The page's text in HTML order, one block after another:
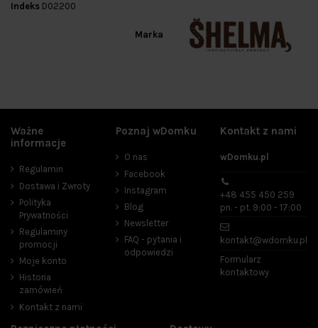
Marka
Indeks D02200
Ważne
informacje
Regulamin
Dostawa i Zwroty
Polityka
Prywatności
Regulaminy
promocji
Moje konto
Historia
zamówień
Kontakt z nami
Poznaj wDomku
O nas
Facebook
Instagram
Blog
Newsletter
FAQ - pytania i
odpowiedzi
Kontakt z nami
wDomku.pl
+48 455 450 259
pn. - pt. 9:00 - 17:00
kontakt@wdomku.pl
Formularz
kontaktowy